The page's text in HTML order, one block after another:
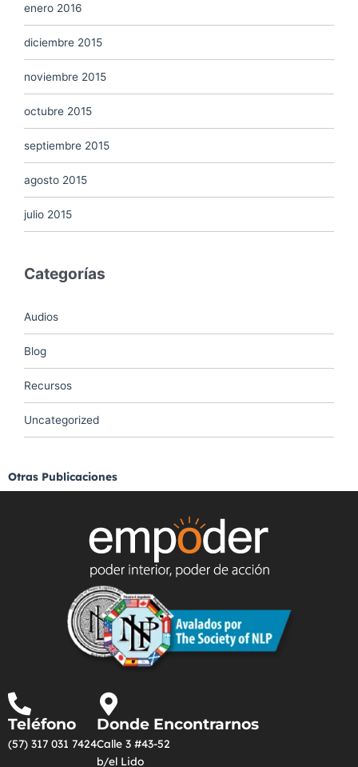
enero 2016
diciembre 2015
noviembre 2015
octubre 2015
septiembre 2015
agosto 2015
julio 2015
Categorías
Audios
Blog
Recursos
Uncategorized
Otras Publicaciones
Teléfono
(57) 317 031 7424
Donde Encontrarnos
Calle 3 #43-52
b/el Lido